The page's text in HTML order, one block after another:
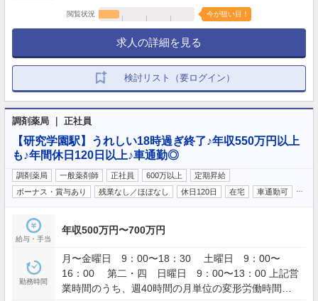
閲覧状況 今が狙い目！
求人の詳細を見る
検討リスト（要ログイン）
調剤薬局 ｜ 正社員
【研究学園駅】うれしい18時過ぎ終了♪年収550万円以上
も♪年間休日120日以上♪車通勤◎
調剤薬局 一般薬剤師 正社員 600万以上
定期昇給
ボーナス・賞与あり
残業なし／ほぼなし 休日120日 在宅 車通勤可
給与・手当
年収500万円〜700万円
勤務時間
月〜金曜日 9：00〜18：30 土曜日 9：00〜
16：00 第二・四 日曜日 9：00〜13：00 上記営
業時間のうち、週40時間の月単位の変形労働時間制